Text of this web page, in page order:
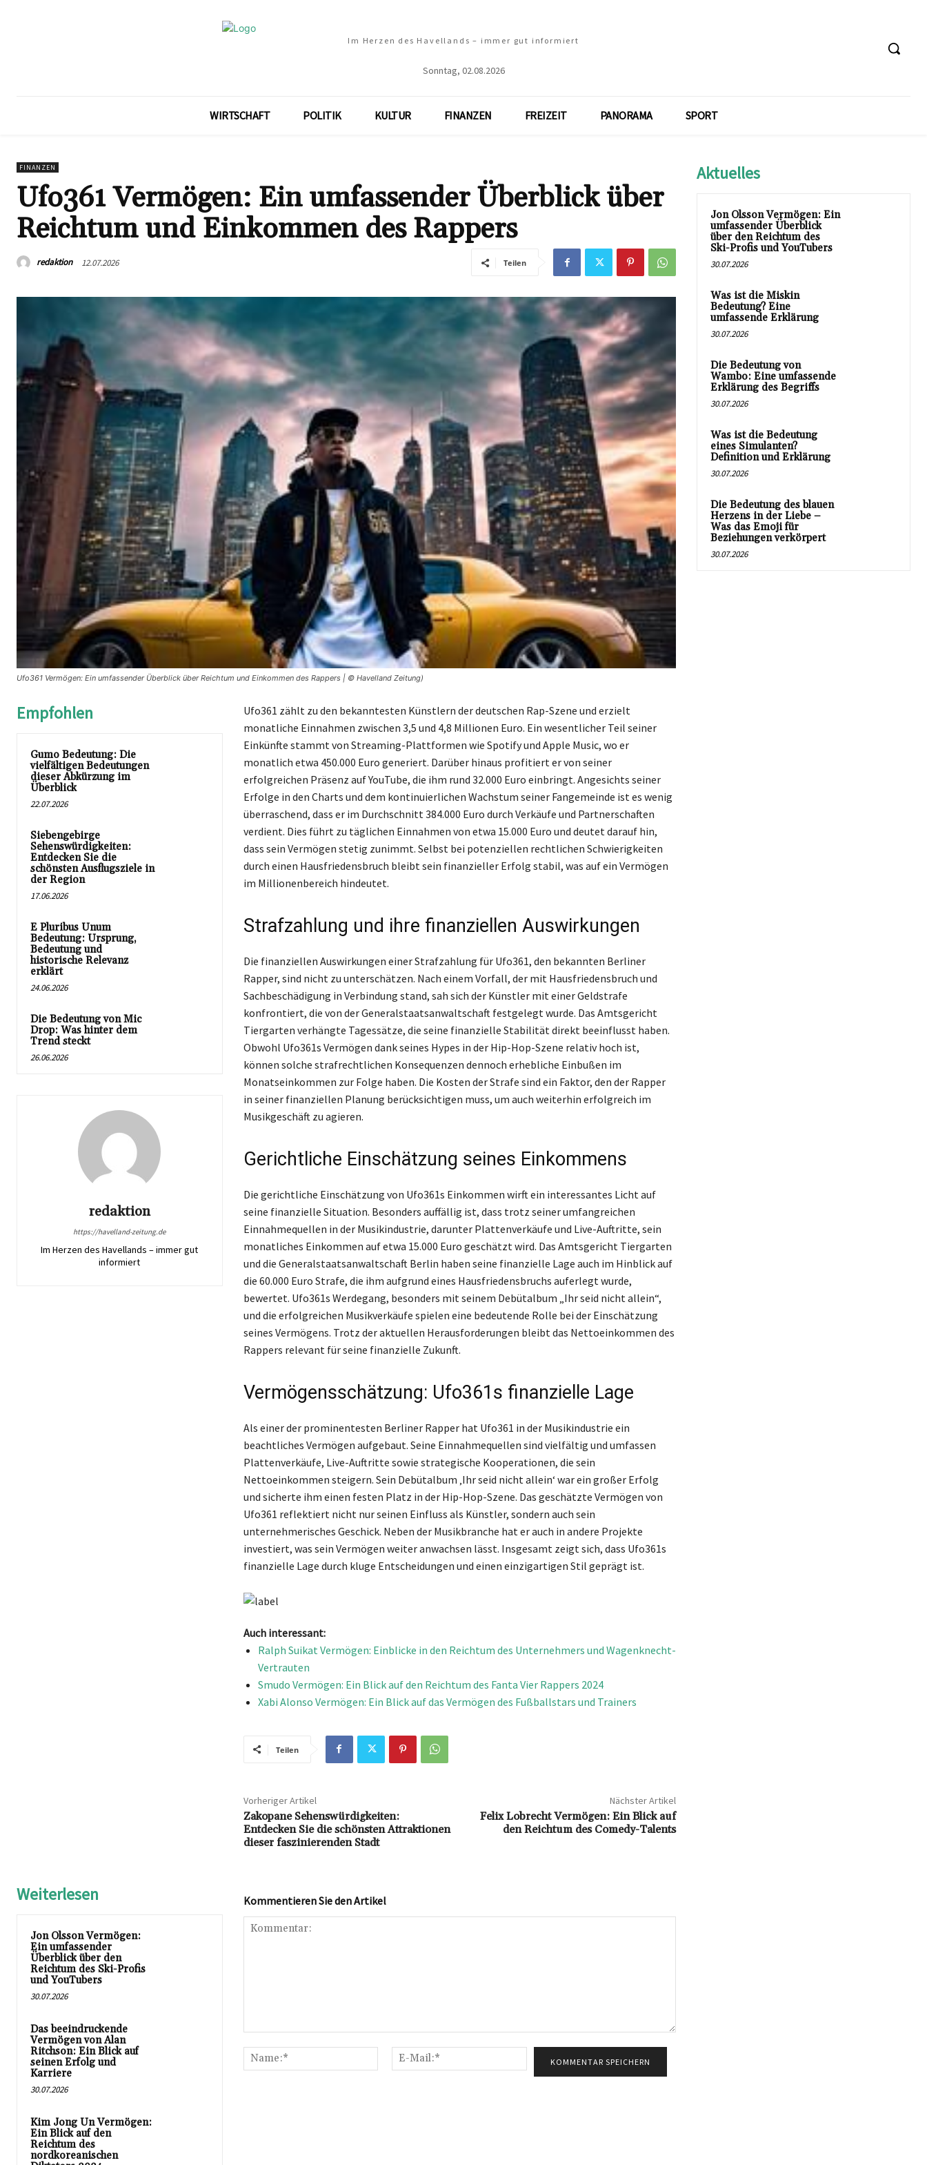
Im Herzen des Havellands – immer gut informiert
Sonntag, 02.08.2026
WIRTSCHAFT POLITIK KULTUR FINANZEN FREIZEIT PANORAMA SPORT
FINANZEN
Ufo361 Vermögen: Ein umfassender Überblick über
Reichtum und Einkommen des Rappers
redaktion 12.07.2026 Teilen
Ufo361 Vermögen: Ein umfassender Überblick über Reichtum und Einkommen des Rappers | © Havelland Zeitung)
Empfohlen
Gumo Bedeutung: Die
vielfältigen Bedeutungen
dieser Abkürzung im
Überblick
22.07.2026
Siebengebirge
Sehenswürdigkeiten:
Entdecken Sie die
schönsten Ausflugsziele in
der Region
17.06.2026
E Pluribus Unum
Bedeutung: Ursprung,
Bedeutung und
historische Relevanz
erklärt
24.06.2026
Die Bedeutung von Mic
Drop: Was hinter dem
Trend steckt
26.06.2026
redaktion
https://havelland-zeitung.de
Im Herzen des Havellands – immer gut
informiert
Ufo361 zählt zu den bekanntesten Künstlern der deutschen Rap-Szene und erzielt
monatliche Einnahmen zwischen 3,5 und 4,8 Millionen Euro. Ein wesentlicher Teil seiner
Einkünfte stammt von Streaming-Plattformen wie Spotify und Apple Music, wo er
monatlich etwa 450.000 Euro generiert. Darüber hinaus profitiert er von seiner
erfolgreichen Präsenz auf YouTube, die ihm rund 32.000 Euro einbringt. Angesichts seiner
Erfolge in den Charts und dem kontinuierlichen Wachstum seiner Fangemeinde ist es wenig
überraschend, dass er im Durchschnitt 384.000 Euro durch Verkäufe und Partnerschaften
verdient. Dies führt zu täglichen Einnahmen von etwa 15.000 Euro und deutet darauf hin,
dass sein Vermögen stetig zunimmt. Selbst bei potenziellen rechtlichen Schwierigkeiten
durch einen Hausfriedensbruch bleibt sein finanzieller Erfolg stabil, was auf ein Vermögen
im Millionenbereich hindeutet.
Strafzahlung und ihre finanziellen Auswirkungen
Die finanziellen Auswirkungen einer Strafzahlung für Ufo361, den bekannten Berliner
Rapper, sind nicht zu unterschätzen. Nach einem Vorfall, der mit Hausfriedensbruch und
Sachbeschädigung in Verbindung stand, sah sich der Künstler mit einer Geldstrafe
konfrontiert, die von der Generalstaatsanwaltschaft festgelegt wurde. Das Amtsgericht
Tiergarten verhängte Tagessätze, die seine finanzielle Stabilität direkt beeinflusst haben.
Obwohl Ufo361s Vermögen dank seines Hypes in der Hip-Hop-Szene relativ hoch ist,
können solche strafrechtlichen Konsequenzen dennoch erhebliche Einbußen im
Monatseinkommen zur Folge haben. Die Kosten der Strafe sind ein Faktor, den der Rapper
in seiner finanziellen Planung berücksichtigen muss, um auch weiterhin erfolgreich im
Musikgeschäft zu agieren.
Gerichtliche Einschätzung seines Einkommens
Die gerichtliche Einschätzung von Ufo361s Einkommen wirft ein interessantes Licht auf
seine finanzielle Situation. Besonders auffällig ist, dass trotz seiner umfangreichen
Einnahmequellen in der Musikindustrie, darunter Plattenverkäufe und Live-Auftritte, sein
monatliches Einkommen auf etwa 15.000 Euro geschätzt wird. Das Amtsgericht Tiergarten
und die Generalstaatsanwaltschaft Berlin haben seine finanzielle Lage auch im Hinblick auf
die 60.000 Euro Strafe, die ihm aufgrund eines Hausfriedensbruchs auferlegt wurde,
bewertet. Ufo361s Werdegang, besonders mit seinem Debütalbum „Ihr seid nicht allein“,
und die erfolgreichen Musikverkäufe spielen eine bedeutende Rolle bei der Einschätzung
seines Vermögens. Trotz der aktuellen Herausforderungen bleibt das Nettoeinkommen des
Rappers relevant für seine finanzielle Zukunft.
Vermögensschätzung: Ufo361s finanzielle Lage
Als einer der prominentesten Berliner Rapper hat Ufo361 in der Musikindustrie ein
beachtliches Vermögen aufgebaut. Seine Einnahmequellen sind vielfältig und umfassen
Plattenverkäufe, Live-Auftritte sowie strategische Kooperationen, die sein
Nettoeinkommen steigern. Sein Debütalbum ‚Ihr seid nicht allein‘ war ein großer Erfolg
und sicherte ihm einen festen Platz in der Hip-Hop-Szene. Das geschätzte Vermögen von
Ufo361 reflektiert nicht nur seinen Einfluss als Künstler, sondern auch sein
unternehmerisches Geschick. Neben der Musikbranche hat er auch in andere Projekte
investiert, was sein Vermögen weiter anwachsen lässt. Insgesamt zeigt sich, dass Ufo361s
finanzielle Lage durch kluge Entscheidungen und einen einzigartigen Stil geprägt ist.
Auch interessant:
Ralph Suikat Vermögen: Einblicke in den Reichtum des Unternehmers und Wagenknecht-
Vertrauten
Smudo Vermögen: Ein Blick auf den Reichtum des Fanta Vier Rappers 2024
Xabi Alonso Vermögen: Ein Blick auf das Vermögen des Fußballstars und Trainers
Teilen
Vorheriger Artikel
Zakopane Sehenswürdigkeiten:
Entdecken Sie die schönsten Attraktionen
dieser faszinierenden Stadt
Nächster Artikel
Felix Lobrecht Vermögen: Ein Blick auf
den Reichtum des Comedy-Talents
Weiterlesen
Jon Olsson Vermögen:
Ein umfassender
Überblick über den
Reichtum des Ski-Profis
und YouTubers
30.07.2026
Das beeindruckende
Vermögen von Alan
Ritchson: Ein Blick auf
seinen Erfolg und
Karriere
30.07.2026
Kim Jong Un Vermögen:
Ein Blick auf den
Reichtum des
nordkoreanischen
Kommentieren Sie den Artikel
Name:*
Mail:*
Aktuelles
Jon Olsson Vermögen: Ein
umfassender Überblick
über den Reichtum des
Ski-Profis und YouTubers
30.07.2026
Was ist die Miskin
Bedeutung? Eine
umfassende Erklärung
30.07.2026
Die Bedeutung von
Wambo: Eine umfassende
Erklärung des Begriffs
30.07.2026
Was ist die Bedeutung
eines Simulanten?
Definition und Erklärung
30.07.2026
Die Bedeutung des blauen
Herzens in der Liebe –
Was das Emoji für
Beziehungen verkörpert
30.07.2026